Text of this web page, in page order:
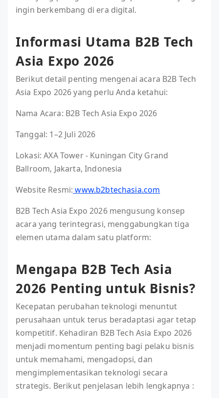
ingin berkembang di era digital.
Informasi Utama B2B Tech
Asia Expo 2026
Berikut detail penting mengenai acara B2B Tech
Asia Expo 2026 yang perlu Anda ketahui:
Nama Acara: B2B Tech Asia Expo 2026
Tanggal: 1–2 Juli 2026
Lokasi: AXA Tower - Kuningan City Grand
Ballroom, Jakarta, Indonesia
Website Resmi: www.b2btechasia.com
B2B Tech Asia Expo 2026 mengusung konsep
acara yang terintegrasi, menggabungkan tiga
elemen utama dalam satu platform:
Mengapa B2B Tech Asia
2026 Penting untuk Bisnis?
Kecepatan perubahan teknologi menuntut
perusahaan untuk terus beradaptasi agar tetap
kompetitif. Kehadiran B2B Tech Asia Expo 2026
menjadi momentum penting bagi pelaku bisnis
untuk memahami, mengadopsi, dan
mengimplementasikan teknologi secara
strategis. Berikut penjelasan lebih lengkapnya :